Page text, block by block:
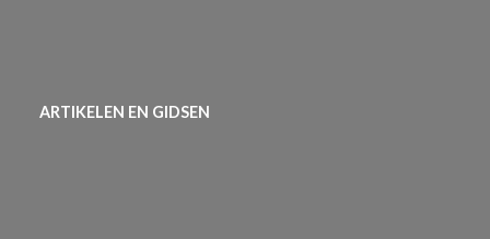
ARTIKELEN EN GIDSEN